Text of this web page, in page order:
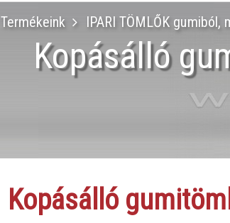
Termékeink IPARI TÖMLŐK gumiból,
Kopásálló
Kopásálló